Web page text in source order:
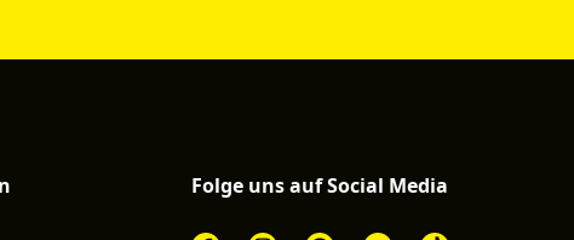
Folge uns auf Social Media